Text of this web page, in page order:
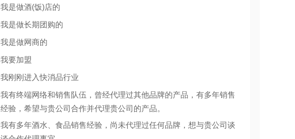
我是做酒(饭)店的
我是做长期团购的
我是做网商的
我要加盟
我刚刚进入快消品行业
我有终端网络和销售队伍，曾经代理过其他品牌的产品，有多年销售
经验，希望与贵公司合作并代理贵公司的产品。
我有多年酒水、食品销售经验，尚未代理过任何品牌，想与贵公司谈